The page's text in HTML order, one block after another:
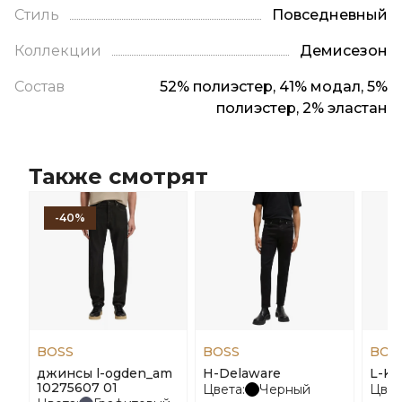
Стиль Повседневный
Коллекции Демисезон
Состав
52% полиэстер, 41% модал, 5%
полиэстер, 2% эластан
Также смотрят
-40%
BOSS
джинсы l-ogden_am
10275607 01
BOSS
H-Delaware
Цвета:
Черный
L-